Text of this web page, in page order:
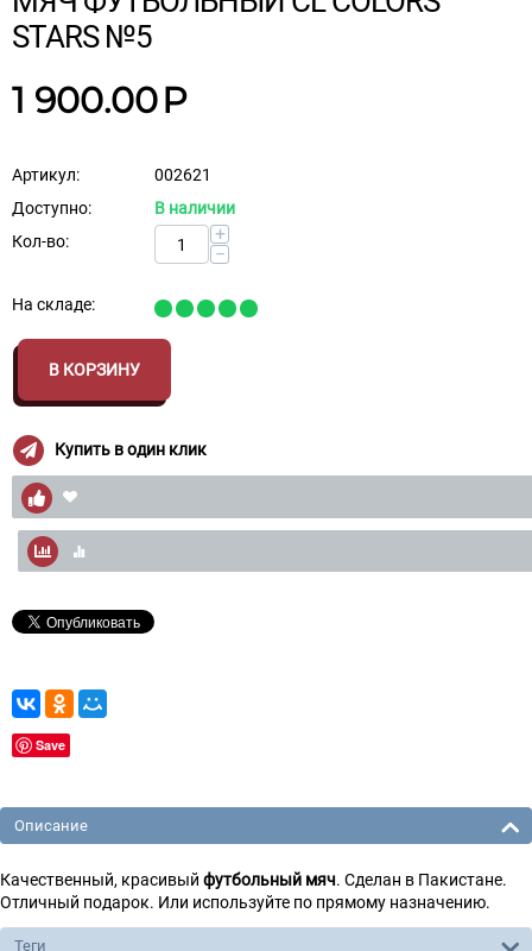
STARS №5
1 900.00Р
Артикул:
002621
Доступно:
В наличии
Кол-во:
+
−
На складе:
В КОРЗИНУ
Купить в один клик
Save
Описание
Качественный, красивый футбольный мяч. Сделан в Пакистане.
Отличный подарок. Или используйте по прямому назначению.
Теги